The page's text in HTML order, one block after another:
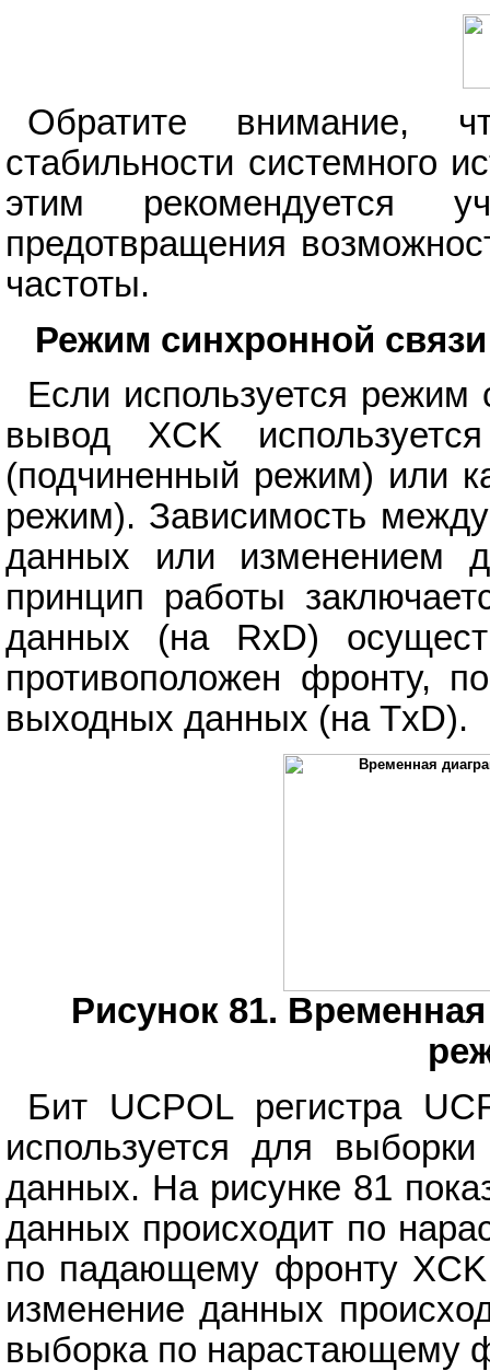
Обратите внимание,
стабильности системного
этим рекомендуется
предотвращения
частоты.
Режим синхронной связи
Если используется режим
вывод XCK
(подчиненный режим) или
режим). Зависимость
данных или изменением
принцип работы
данных (на RxD)
противоположен фронту,
выходных данных (на TxD).
Рисунок 81.
Бит UCPOL регистра
используется для
данных. На рисунке 81
данных происходит по
по падающему фронту
изменение данных
выборка по нарастающему